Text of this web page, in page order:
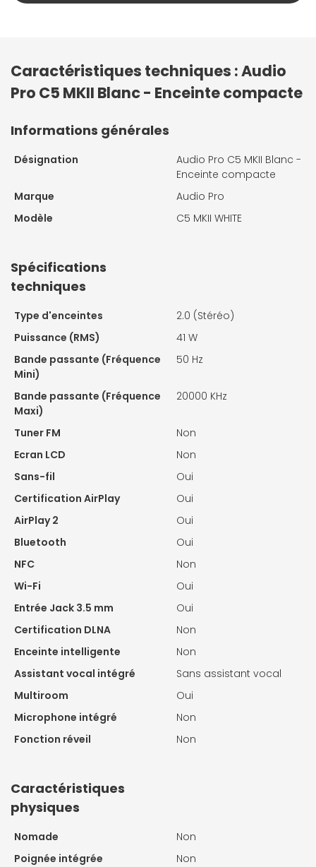
Caractéristiques techniques : Audio
Pro C5 MKII Blanc - Enceinte compacte
Informations générales
Désignation
Audio Pro C5 MKII Blanc -
Enceinte compacte
Marque
Audio Pro
Modèle
C5 MKII WHITE
Spécifications
techniques
Type d'enceintes
2.0 (Stéréo)
Puissance (RMS)
41 W
Bande passante (Fréquence
Mini)
50 Hz
Bande passante (Fréquence
Maxi)
20000 KHz
Tuner FM
Non
Ecran LCD
Non
Sans-fil
Oui
Certification AirPlay
Oui
AirPlay 2
Oui
Bluetooth
Oui
NFC
Non
Wi-Fi
Oui
Entrée Jack 3.5 mm
Oui
Certification DLNA
Non
Enceinte intelligente
Non
Assistant vocal intégré
Sans assistant vocal
Multiroom
Oui
Microphone intégré
Non
Fonction réveil
Non
Caractéristiques
physiques
Nomade
Non
Poignée intégrée
Non